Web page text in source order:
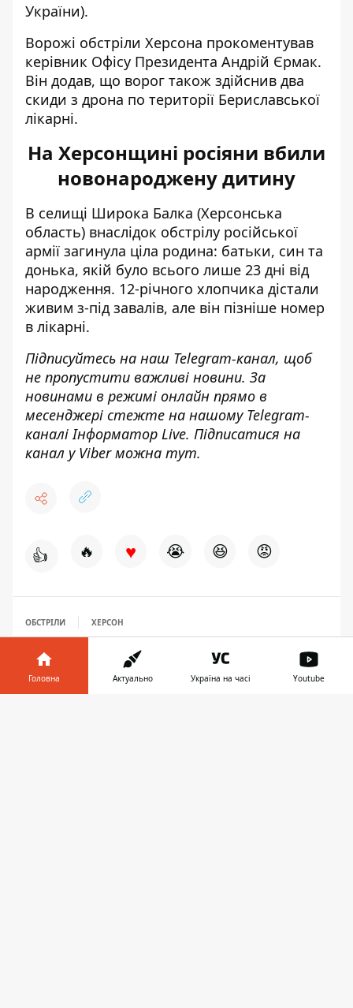
України).
Ворожі обстріли Херсона прокоментував
керівник Офісу Президента Андрій Єрмак.
Він додав, що ворог також здійснив два
скиди з дрона по території Бериславської
лікарні.
На Херсонщині росіяни вбили
новонароджену дитину
В селищі Широка Балка (Херсонська
область) внаслідок обстрілу російської
армії загинула ціла родина: батьки, син та
донька, якій було всього лише 23 дні від
народження. 12-річного хлопчика дістали
живим з-під завалів, але він пізніше номер
в лікарні.
Підписуйтесь на наш Telegram-канал, щоб
не пропустити важливі новини. За
новинами в режимі онлайн прямо в
месенджері стежте на нашому Telegram-
каналі Інформатор Live. Підписатися на
канал у Viber можна тут.
👍 🔥 ♥ 😭 😆 😡
ОБСТРІЛИ ХЕРСОН
Головна Актуально Україна на часі Youtube